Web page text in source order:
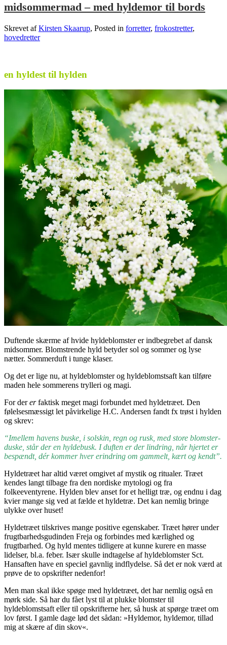
midsommermad – med hyldemor til bords
Skrevet afKirsten Skaarup, Posted in forretter, frokostretter,
hovedretter
en hyldest til hylden
Duftende skærme af hvide hyldeblomster er indbegrebet af dansk
midsommer. Blomstrende hyld betyder sol og sommer og lyse
nætter. Sommerduft i tunge klaser.
Og det er lige nu, at hyldeblomster og hyldeblomstsaft kan tilføre
maden hele sommerens trylleri og magi.
For dererfaktisk meget magi forbundet med hyldetræet. Den
følelsesmæssigt let påvirkelige H.C. Andersen fandt fx trøst i hylden
og skrev:
“Imellem havens buske, i solskin, regn og rusk, med store blomster-
duske, står der en hyldebusk. I duften er der lindring, når hjertet er
bespændt, dér kommer hver erindring om gammelt, kært og kendt”.
Hyldetræet har altid været omgivet af mystik og ritualer. Træet
kendes langt tilbage fra den nordiske mytologi og fra
folkeeventyrene. Hylden blev anset for et helligt træ, og endnu i dag
kvier mange sig ved at fælde et hyldetræ. Det kan nemlig bringe
ulykke over huset!
Hyldetræet tilskrives mange positive egenskaber. Træet hører under
frugtbarhedsgudinden Freja og forbindes med kærlighed og
frugtbarhed. Og hyld mentes tidligere at kunne kurere en masse
lidelser, bl.a. feber. Især skulle indtagelse af hyldeblomster Sct.
Hansaften have en speciel gavnlig indflydelse. Så det er nok værd at
prøve de to opskrifter nedenfor!
Men man skal ikke spøge med hyldetræet, det har nemlig også en
mørk side. Så har du fået lyst til at plukke blomster til
hyldeblomstsaft eller til opskrifterne her, så husk at spørge træet om
lov først. I gamle dage lød det sådan: »Hyldemor, hyldemor, tillad
mig at skære af din skov«.